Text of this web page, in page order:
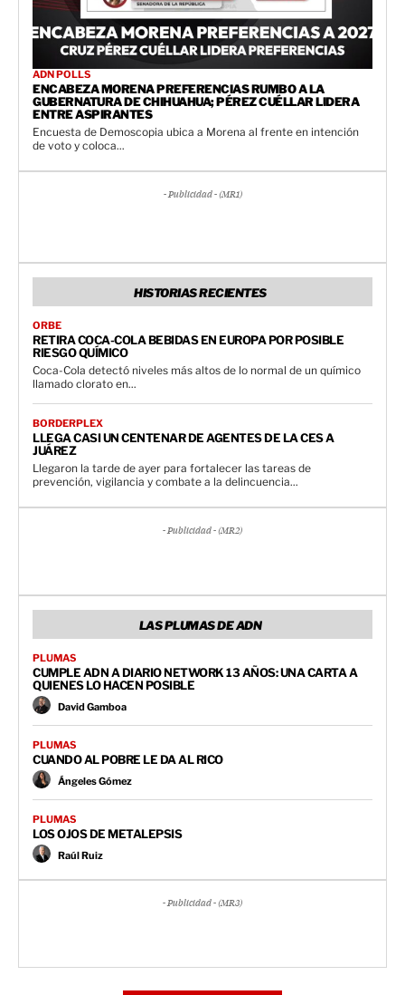
ADN POLLS
ENCABEZA MORENA PREFERENCIAS RUMBO A LA
GUBERNATURA DE CHIHUAHUA; PÉREZ CUÉLLAR LIDERA
ENTRE ASPIRANTES
Encuesta de Demoscopia ubica a Morena al frente en intención
de voto y coloca...
- Publicidad - (MR1)
HISTORIAS RECIENTES
ORBE
RETIRA COCA-COLA BEBIDAS EN EUROPA POR POSIBLE
RIESGO QUÍMICO
Coca-Cola detectó niveles más altos de lo normal de un químico
llamado clorato en...
BORDERPLEX
LLEGA CASI UN CENTENAR DE AGENTES DE LA CES A
JUÁREZ
Llegaron la tarde de ayer para fortalecer las tareas de
prevención, vigilancia y combate a la delincuencia...
- Publicidad - (MR2)
LAS PLUMAS DE ADN
PLUMAS
CUMPLE ADN A DIARIO NETWORK 13 AÑOS: UNA CARTA A
QUIENES LO HACEN POSIBLE
David Gamboa
PLUMAS
CUANDO AL POBRE LE DA AL RICO
Ángeles Gómez
PLUMAS
LOS OJOS DE METALEPSIS
Raúl Ruiz
- Publicidad - (MR3)